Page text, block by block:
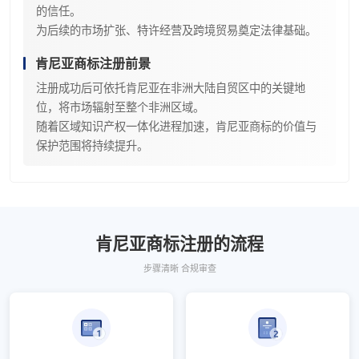
的信任。
为后续的市场扩张、特许经营及跨境贸易奠定法律基础。
肯尼亚商标注册前景
注册成功后可依托肯尼亚在非洲大陆自贸区中的关键地
位，将市场辐射至整个非洲区域。
随着区域知识产权一体化进程加速，肯尼亚商标的价值与
保护范围将持续提升。
肯尼亚商标注册的流程
步骤清晰 合规审查